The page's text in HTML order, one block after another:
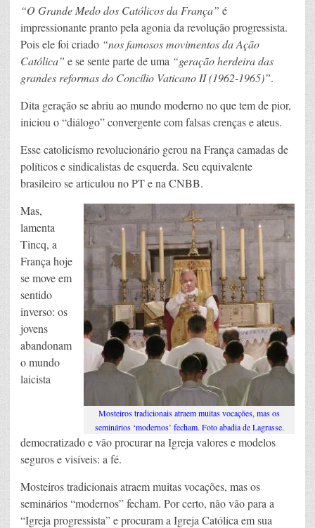
“O Grande Medo dos Católicos da França” é
impressionante pranto pela agonia da revolução progressista.
Pois ele foi criado “nos famosos movimentos da Ação
Católica” e se sente parte de uma “geração herdeira das
grandes reformas do Concílio Vaticano II (1962-1965)”.
Dita geração se abriu ao mundo moderno no que tem de pior,
iniciou o “diálogo” convergente com falsas crenças e ateus.
Esse catolicismo revolucionário gerou na França camadas de
políticos e sindicalistas de esquerda. Seu equivalente
brasileiro se articulou no PT e na CNBB.
Mosteiros tradicionais atraem muitas vocações, mas os
seminários ‘modernos’ fecham. Foto abadia de Lagrasse.
Mas,
lamenta
Tincq, a
França hoje
se move em
sentido
inverso: os
jovens
abandonam
o mundo
laicista
democratizado e vão procurar na Igreja valores e modelos
seguros e visíveis: a fé.
Mosteiros tradicionais atraem muitas vocações, mas os
seminários “modernos” fecham. Por certo, não vão para a
“Igreja progressista” e procuram a Igreja Católica em sua